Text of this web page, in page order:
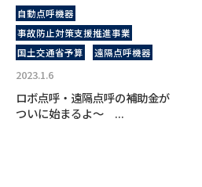
自動点呼機器
事故防止対策支援推進事業
国土交通省予算
遠隔点呼機器
2023.1.6
ロボ点呼・遠隔点呼の補助金が
ついに始まるよ～ ...